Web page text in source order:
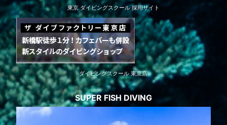
東京 ダイビングスクール 採用サイト
ダイビングスクール 東京店
SUPER FISH DIVING